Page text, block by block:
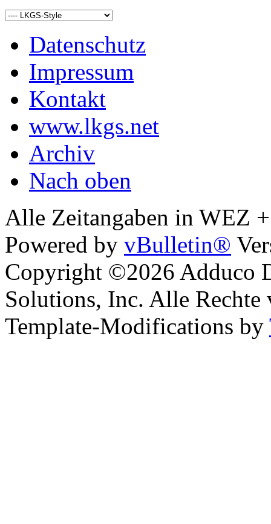
Datenschutz
Impressum
Kontakt
www.lkgs.net
Archiv
Nach oben
Alle Zeitangaben in WEZ
Powered by vBulletin®
Copyright ©2026 Adduco
Solutions, Inc. Alle Rechte
Template-Modifications by